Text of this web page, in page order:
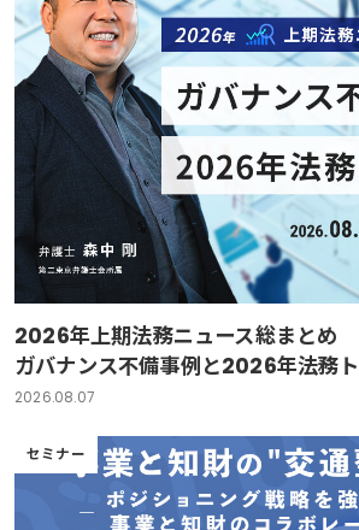
2026年上期法務ニュース総まとめ
ガバナンス不備事例と2026年法務
2026.08.07
セミナー